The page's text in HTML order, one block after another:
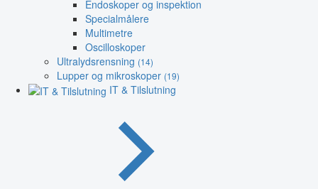
Endoskoper og inspektion
Specialmålere
Multimetre
Oscilloskoper
Ultralydsrensning (14)
Lupper og mikroskoper (19)
IT & Tilslutning